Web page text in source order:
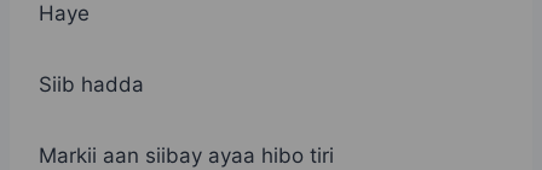
Haye
Siib hadda
Markii aan siibay ayaa hibo tiri